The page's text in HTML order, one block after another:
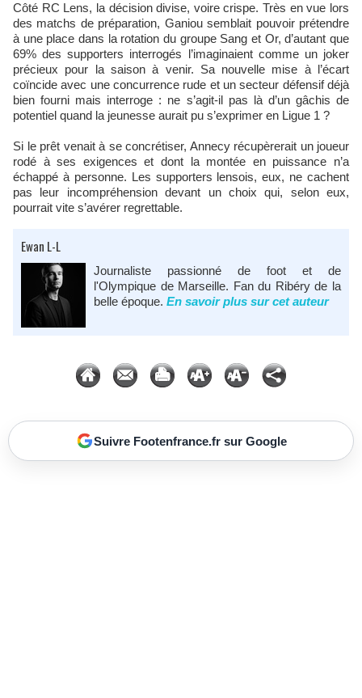
Côté RC Lens, la décision divise, voire crispe. Très en vue lors
des matchs de préparation, Ganiou semblait pouvoir prétendre
à une place dans la rotation du groupe Sang et Or, d’autant que
69% des supporters interrogés l’imaginaient comme un joker
précieux pour la saison à venir. Sa nouvelle mise à l’écart
coïncide avec une concurrence rude et un secteur défensif déjà
bien fourni mais interroge : ne s’agit-il pas là d’un gâchis de
potentiel quand la jeunesse aurait pu s’exprimer en Ligue 1 ?
Si le prêt venait à se concrétiser, Annecy récupèrerait un joueur
rodé à ses exigences et dont la montée en puissance n’a
échappé à personne. Les supporters lensois, eux, ne cachent
pas leur incompréhension devant un choix qui, selon eux,
pourrait vite s’avérer regrettable.
Ewan L-L
Journaliste passionné de foot et de
l'Olympique de Marseille. Fan du Ribéry de la
belle époque. En savoir plus sur cet auteur
Suivre Footenfrance.fr sur Google